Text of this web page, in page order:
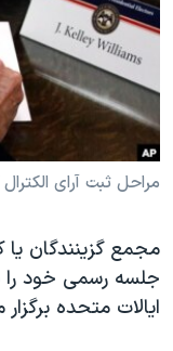
فرهنگ و زندگی
حقوق شهروندی
اقتصادی
علم و فناوری
اسرائیل در جنگ
آرشیو پخش زنده
مستندها
انتخابات ریاست جمهوری
حمله جمهوری
رمز مهسا
ورزش زنان در ایران
مجموعه مستندهای
تریبونال مردمی آبان ۹۸
دنبال کنید
زبانهای مختلف
مراحل ثبت آرای
جلسه رسمی خود را
ایالات متحده